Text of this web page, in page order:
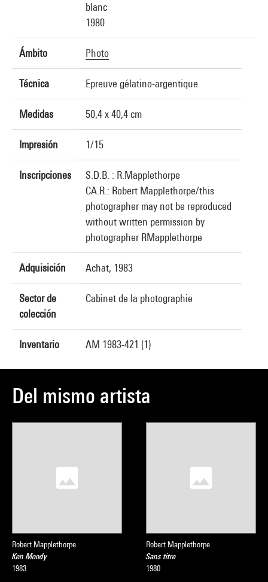
blanc
1980
Ámbito Photo
Técnica Epreuve gélatino-argentique
Medidas 50,4 x 40,4 cm
Impresión 1/15
Inscripciones
S.D.B. : R.Mapplethorpe
CA.R.: Robert Mapplethorpe/this
photographer may not be reproduced
without written permission by
photographer RMapplethorpe
Adquisición Achat, 1983
Sector de
colección
Cabinet de la photographie
Inventario AM 1983-421 (1)
Del mismo artista
Robert Mapplethorpe
Ken Moody
1983
Robert Mapplethorpe
Sans titre
1980